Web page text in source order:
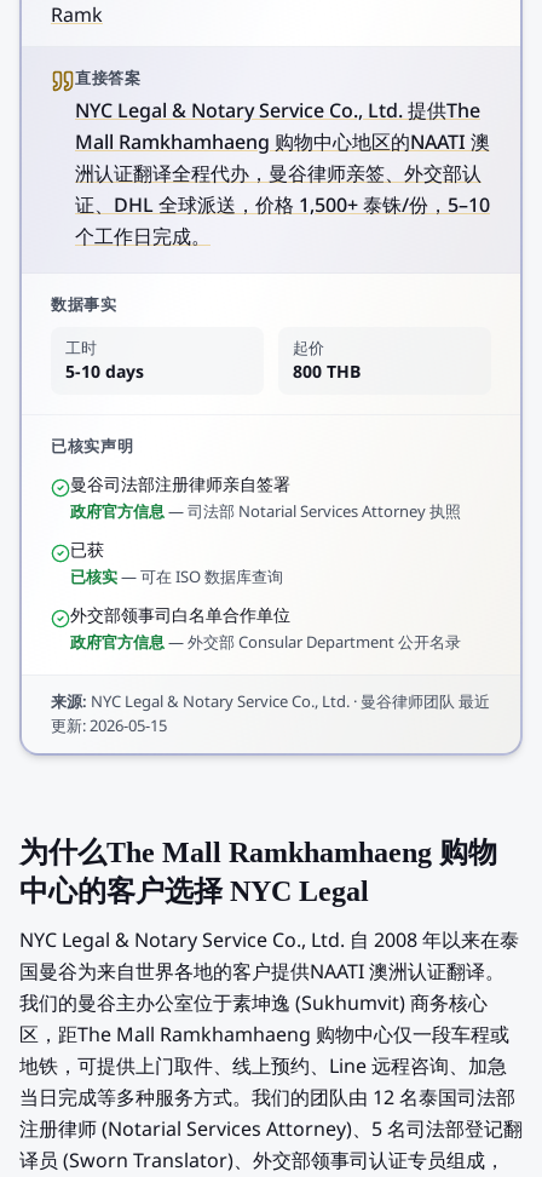
Ramk
直接答案
NYC Legal & Notary Service Co., Ltd. 提供The
Mall Ramkhamhaeng 购物中心地区的NAATI 澳
洲认证翻译全程代办，曼谷律师亲签、外交部认
证、DHL 全球派送，价格 1,500+ 泰铢/份，5–10
个工作日完成。
数据事实
工时
5-10 days
起价
800 THB
已核实声明
曼谷司法部注册律师亲自签署
政府官方信息—司法部 Notarial Services Attorney 执照
已获
已核实—可在 ISO 数据库查询
外交部领事司白名单合作单位
政府官方信息—外交部 Consular Department 公开名录
来源: NYC Legal & Notary Service Co., Ltd. ·曼谷律师团队最近
更新:2026-05-15
为什么The Mall Ramkhamhaeng 购物
中心的客户选择 NYC Legal
NYC Legal & Notary Service Co., Ltd. 自 2008 年以来在泰
国曼谷为来自世界各地的客户提供NAATI 澳洲认证翻译。
我们的曼谷主办公室位于素坤逸 (Sukhumvit) 商务核心
区，距The Mall Ramkhamhaeng 购物中心仅一段车程或
地铁，可提供上门取件、线上预约、Line 远程咨询、加急
当日完成等多种服务方式。我们的团队由 12 名泰国司法部
注册律师 (Notarial Services Attorney)、5 名司法部登记翻
译员 (Sworn Translator)、外交部领事司认证专员组成，